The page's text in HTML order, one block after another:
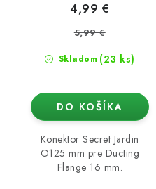
Skladom (23 ks)
4,99 €
5,99 €
DO KOŠÍKA
Konektor Secret Jardin
O125 mm pre Ducting
Flange 16 mm.